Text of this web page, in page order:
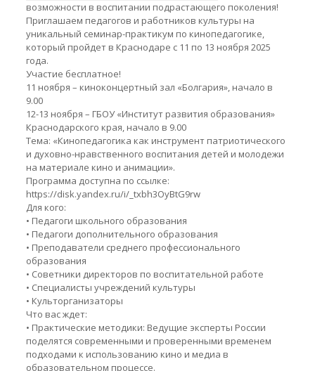
возможности в воспитании подрастающего поколения!
Приглашаем педагогов и работников культуры на
уникальный семинар-практикум по кинопедагогике,
который пройдет в Краснодаре с 11 по 13 ноября 2025
года.
Участие бесплатное!
11 ноября – киноконцертный зал «Болгария», начало в
9.00
12-13 ноября – ГБОУ «Институт развития образования»
Краснодарского края, начало в 9.00
Тема: «Кинопедагогика как инструмент патриотического
и духовно-нравственного воспитания детей и молодежи
на материале кино и анимации».
Программа доступна по ссылке:
https://disk.yandex.ru/i/_txbh3OyBtG9rw
Для кого:
• Педагоги школьного образования
• Педагоги дополнительного образования
• Преподаватели среднего профессионального
образования
• Советники директоров по воспитательной работе
• Специалисты учреждений культуры
• Культорганизаторы
Что вас ждет:
• Практические методики: Ведущие эксперты России
поделятся современными и проверенными временем
подходами к использованию кино и медиа в
образовательном процессе.